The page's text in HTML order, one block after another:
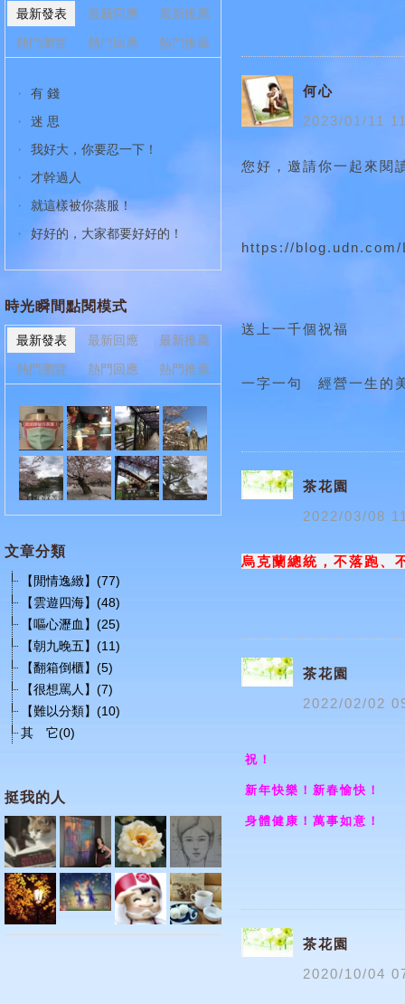
何心
2023/01 /11
您好，邀請你一起來閱
https://blog.udn.com/
送上一千個祝福
一字一句 經營一生的
茶花園
2022/03/08
烏克蘭總統，不落跑、
茶花園
2022/02/02
祝！
新年快樂！新春愉快！
身體健康！萬事如意！
茶花園
2020/10/04
最新發表 最新回應
最新推薦
熱門瀏覽
熱門回應 熱門推薦
有 錢
迷 思
我好大，你要忍一下！
才幹過人
就這樣被你蒸服！
好好的，大家都要好好的！
時光瞬間點閱模式
最新發表 最新回應
最新推薦
熱門瀏覽
熱門回應 熱門推薦
文章分類
【閒情逸緻】(77)
【雲遊四海】(48)
【嘔心瀝血】(25)
【朝九晚五】(11)
【翻箱倒櫃】(5)
【很想罵人】(7)
【難以分類】(10)
其 它(0)
挺我的人